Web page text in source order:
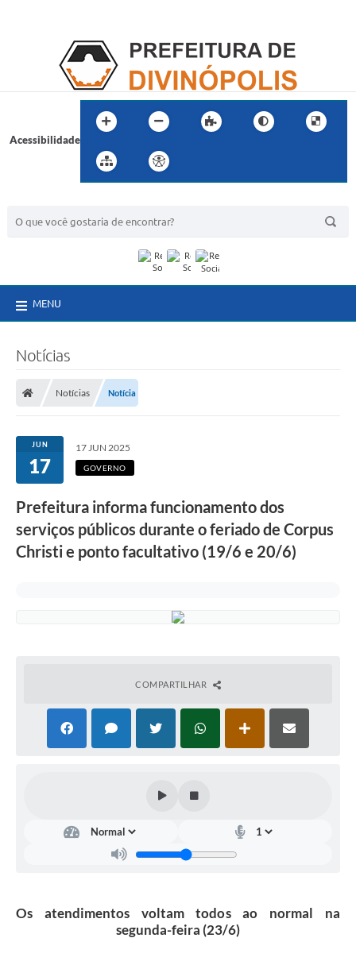
Acessibilidade
MENU
Notícias
Notícias Notícia
JUN
17
17 JUN 2025
GOVERNO
Prefeitura informa funcionamento dos
serviços públicos durante o feriado de Corpus
Christi e ponto facultativo (19/6 e 20/6)
COMPARTILHAR
Os atendimentos voltam todos ao normal na
segunda-feira (23/6)